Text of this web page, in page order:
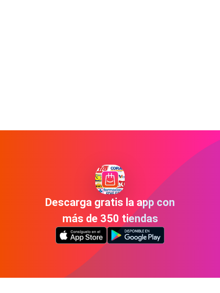
Descarga gratis la app con
más de 350 tiendas